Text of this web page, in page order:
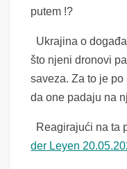
putem !?
Ukrajina o
što njeni dronovi
saveza. Za to je
da one padaju na
Reagirajući na ta
der Leyen